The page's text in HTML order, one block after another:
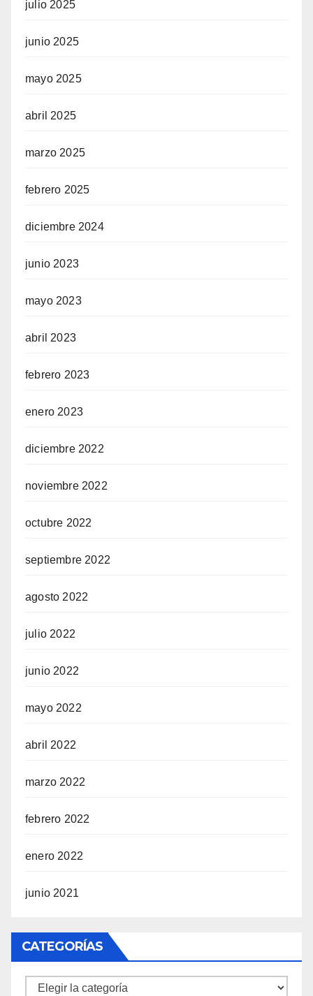
julio 2025
junio 2025
mayo 2025
abril 2025
marzo 2025
febrero 2025
diciembre 2024
junio 2023
mayo 2023
abril 2023
febrero 2023
enero 2023
diciembre 2022
noviembre 2022
octubre 2022
septiembre 2022
agosto 2022
julio 2022
junio 2022
mayo 2022
abril 2022
marzo 2022
febrero 2022
enero 2022
junio 2021
CATEGORÍAS
Categorías